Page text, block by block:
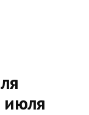
июля